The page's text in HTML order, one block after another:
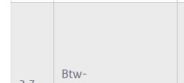
Btw-